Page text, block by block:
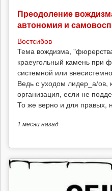
Преодоление
автономия и
Востсибов
Тема вождизма,
краеугольный камень при
системной или
Ведь с уходом лидер_а/ов,
организация, если не
То же верно и для правых,
1 месяцназад